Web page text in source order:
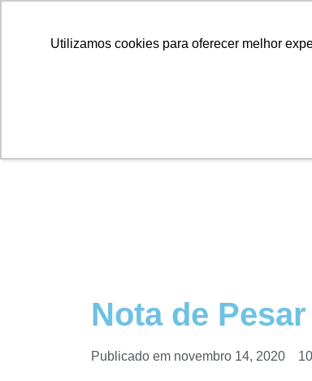
Utilizamos cookies para oferecer melhor
Nota de Pesar
Publicado em novembro 14, 2020